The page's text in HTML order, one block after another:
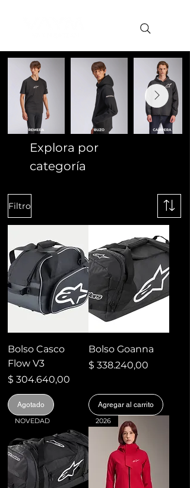
Explora por
categoría
Filtro
Bolso Casco
Flow V3
Precio
$ 304.640,00
Agotado
Bolso Goanna
Precio
$ 338.240,00
Agregar al carrito
NOVEDAD
2026